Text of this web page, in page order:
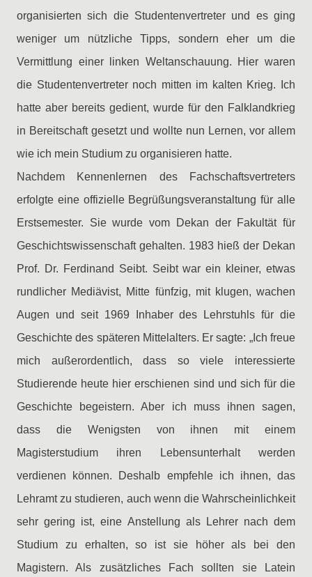
organisierten sich die Studentenvertreter und es ging
weniger um nützliche Tipps, sondern eher um die
Vermittlung einer linken Weltanschauung. Hier waren
die Studentenvertreter noch mitten im kalten Krieg. Ich
hatte aber bereits gedient, wurde für den Falklandkrieg
in Bereitschaft gesetzt und wollte nun Lernen, vor allem
wie ich mein Studium zu organisieren hatte.
Nachdem Kennenlernen des Fachschaftsvertreters
erfolgte eine offizielle Begrüßungsveranstaltung für alle
Erstsemester. Sie wurde vom Dekan der Fakultät für
Geschichtswissenschaft gehalten. 1983 hieß der Dekan
Prof. Dr. Ferdinand Seibt. Seibt war ein kleiner, etwas
rundlicher Mediävist, Mitte fünfzig, mit klugen, wachen
Augen und seit 1969 Inhaber des Lehrstuhls für die
Geschichte des späteren Mittelalters. Er sagte: „Ich freue
mich außerordentlich, dass so viele interessierte
Studierende heute hier erschienen sind und sich für die
Geschichte begeistern. Aber ich muss ihnen sagen,
dass die Wenigsten von ihnen mit einem
Magisterstudium ihren Lebensunterhalt werden
verdienen können. Deshalb empfehle ich ihnen, das
Lehramt zu studieren, auch wenn die Wahrscheinlichkeit
sehr gering ist, eine Anstellung als Lehrer nach dem
Studium zu erhalten, so ist sie höher als bei den
Magistern. Als zusätzliches Fach sollten sie Latein